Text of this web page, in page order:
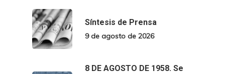
Síntesis de Prensa
9 de agosto de 2026
8 DE AGOSTO DE 1958. Se